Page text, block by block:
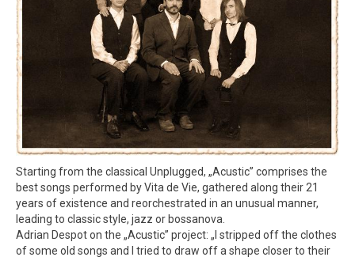
Starting from the classical Unplugged, „Acustic” comprises the
best songs performed by Vita de Vie, gathered along their 21
years of existence and reorchestrated in an unusual manner,
leading to classic style, jazz or bossanova.
Adrian Despot on the „Acustic” project: „I stripped off the clothes
of some old songs and I tried to draw off a shape closer to their